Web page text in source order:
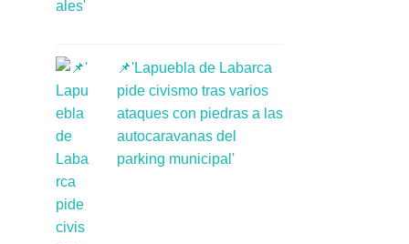
📌'Lapuebla de Labarca
pide civismo tras varios
ataques con piedras a las
autocaravanas del
parking municipal'